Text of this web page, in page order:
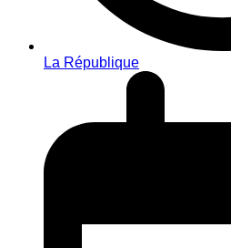
La République